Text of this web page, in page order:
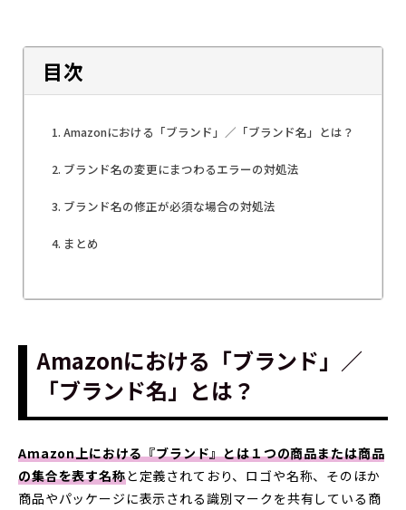
目次
Amazonにおける「ブランド」／「ブランド名」とは？
ブランド名の変更にまつわるエラーの対処法
ブランド名の修正が必須な場合の対処法
まとめ
Amazonにおける「ブランド」／
「ブランド名」とは？
Amazon上における『ブランド』とは１つの商品または商品
の集合を表す名称と定義されており、ロゴや名称、そのほか
商品やパッケージに表示される識別マークを共有している商